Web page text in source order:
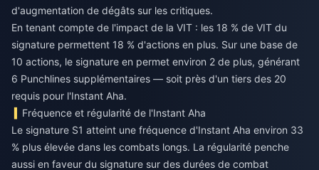
d'augmentation de dégâts sur les critiques.
En tenant compte de l'impact de la VIT : les 18 % de VIT du
signature permettent 18 % d'actions en plus. Sur une base de
10 actions, le signature en permet environ 2 de plus, générant
6 Punchlines supplémentaires — soit près d'un tiers des 20
requis pour l'Instant Aha.
Fréquence et régularité de l'Instant Aha
Le signature S1 atteint une fréquence d'Instant Aha environ 33
% plus élevée dans les combats longs. La régularité penche
aussi en faveur du signature sur des durées de combat